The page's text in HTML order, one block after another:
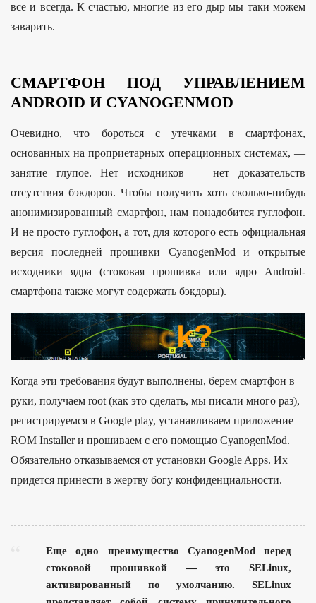
все и всегда. К счастью, многие из его дыр мы таки можем
заварить.
СМАРТФОН ПОД УПРАВЛЕНИЕМ
ANDROID И CYANOGENMOD
Очевидно, что бороться с утечками в смартфонах,
основанных на проприетарных операционных системах, —
занятие глупое. Нет исходников — нет доказательств
отсутствия бэкдоров. Чтобы получить хоть сколько-нибудь
анонимизированный смартфон, нам понадобится гуглофон.
И не просто гуглофон, а тот, для которого есть официальная
версия последней прошивки CyanogenMod и открытые
исходники ядра (стоковая прошивка или ядро Android-
смартфона также могут содержать бэкдоры).
Когда эти требования будут выполнены, берем смартфон в
руки, получаем root (как это сделать, мы писали много раз),
регистрируемся в Google play, устанавливаем приложение
ROM Installer и прошиваем с его помощью CyanogenMod.
Обязательно отказываемся от установки Google Apps. Их
придется принести в жертву богу конфиденциальности.
Еще одно преимущество CyanogenMod перед
стоковой прошивкой — это SELinux,
активированный по умолчанию. SELinux